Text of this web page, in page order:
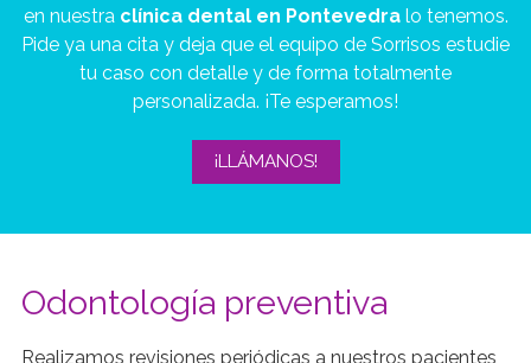
en nuestra clínica dental en Pontevedralo tenemos.
Pide ya una cita y deja que el equipo de Sorrisos estudie
tu caso con detalle y de forma totalmente
personalizada. ¡Te esperamos!
¡LLÁMANOS!
Odontología preventiva
Realizamos revisiones periódicas a nuestros pacientes